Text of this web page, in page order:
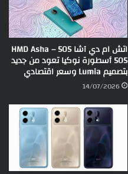
اتش ام دي آشا 505 – HMD Asha
505 أسطورة نوكيا تعود من جديد
بتصميم Lumia وسعر اقتصادي
14/07/2026